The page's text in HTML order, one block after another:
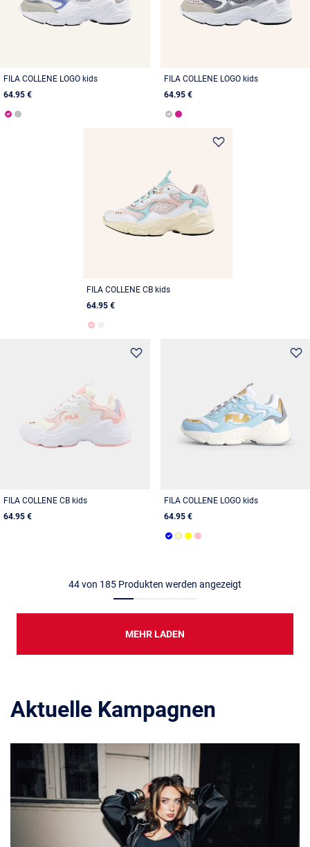
FILA COLLENE LOGO kids
64.95 €
FILA COLLENE LOGO kids
64.95 €
FILA COLLENE CB kids
64.95 €
FILA COLLENE CB kids
64.95 €
FILA COLLENE LOGO kids
64.95 €
44von 185 Produkten werden angezeigt
MEHR LADEN
Aktuelle Kampagnen